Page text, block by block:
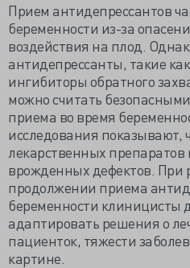
Прием антидепрессантов
беременности из-за
воздействия на плод.
антидепрессанты, такие
ингибиторы обратного
можно считать
приема во время
исследования показывают,
лекарственных препаратов
врожденных дефектов. При
продолжении приема
беременности клиницисты
адаптировать решения о
пациенток, тяжести
картине.